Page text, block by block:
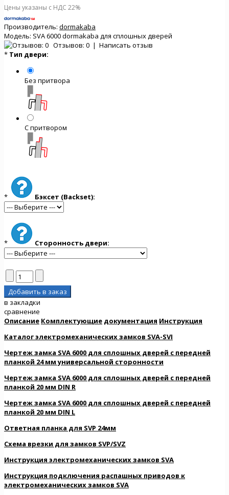
Цены указаны с НДС 22%
Производитель: dormakaba
Модель: SVA 6000 dormakaba для сплошных дверей
Отзывов: 0 | Написать отзыв
* Тип двери:
Без притвора
С притвором
* Бэксет (Backset):
* Сторонность двери:
в закладки
сравнение
Описание Комплектующие документация Инструкция
Каталог электромеханических замков SVA-SVI
Чертеж замка SVA 6000 для сплошных дверей с передней
планкой 24 мм универсальной сторонности
Чертеж замка SVA 6000 для сплошных дверей с передней
планкой 20 мм DIN R
Чертеж замка SVA 6000 для сплошных дверей с передней
планкой 20 мм DIN L
Ответная планка для SVP 24мм
Схема врезки для замков SVP/SVZ
Инструкция электромеханическихзамков SVA
Инструкция подключения распашных приводов к
электромеханических замков SVA